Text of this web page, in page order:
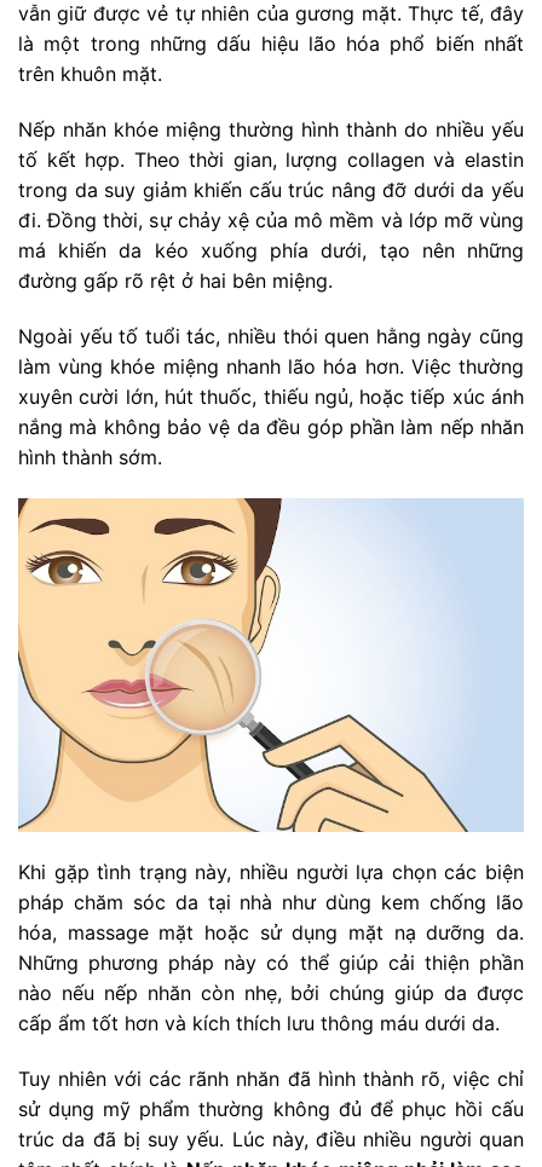
vẫn giữ được vẻ tự nhiên của gương mặt. Thực tế, đây
là một trong những dấu hiệu lão hóa phổ biến nhất
trên khuôn mặt.
Nếp nhăn khóe miệng thường hình thành do nhiều yếu
tố kết hợp. Theo thời gian, lượng collagen và elastin
trong da suy giảm khiến cấu trúc nâng đỡ dưới da yếu
đi. Đồng thời, sự chảy xệ của mô mềm và lớp mỡ vùng
má khiến da kéo xuống phía dưới, tạo nên những
đường gấp rõ rệt ở hai bên miệng.
Ngoài yếu tố tuổi tác, nhiều thói quen hằng ngày cũng
làm vùng khóe miệng nhanh lão hóa hơn. Việc thường
xuyên cười lớn, hút thuốc, thiếu ngủ, hoặc tiếp xúc ánh
nắng mà không bảo vệ da đều góp phần làm nếp nhăn
hình thành sớm.
Khi gặp tình trạng này, nhiều người lựa chọn các biện
pháp chăm sóc da tại nhà như dùng kem chống lão
hóa, massage mặt hoặc sử dụng mặt nạ dưỡng da.
Những phương pháp này có thể giúp cải thiện phần
nào nếu nếp nhăn còn nhẹ, bởi chúng giúp da được
cấp ẩm tốt hơn và kích thích lưu thông máu dưới da.
Tuy nhiên với các rãnh nhăn đã hình thành rõ, việc chỉ
sử dụng mỹ phẩm thường không đủ để phục hồi cấu
trúc da đã bị suy yếu. Lúc này, điều nhiều người quan